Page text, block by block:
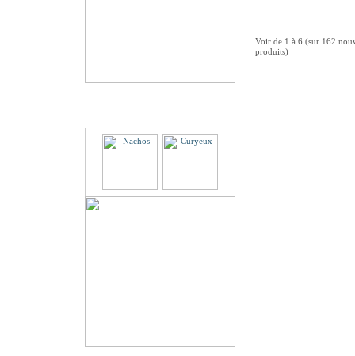
Voir de 1 à 6 (sur 162
produits)